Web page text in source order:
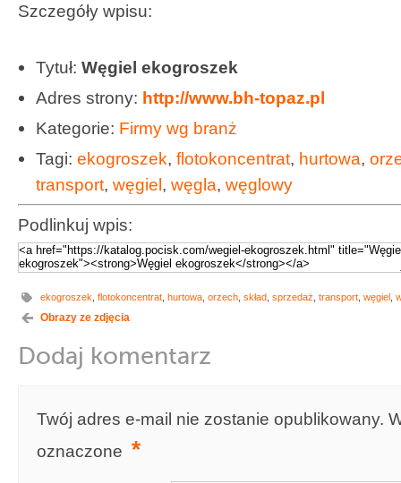
Szczegóły wpisu:
Tytuł: Węgiel ekogroszek
Adres strony: http://www.bh-topaz.pl
Kategorie: Firmy wg branż
Tagi: ekogroszek, flotokoncentrat, hurtowa,
transport, węgiel, węgla, węglowy
Podlinkuj wpis:
ekogroszek flotokoncentrat hurtowa orzech skład sprzedaż transport węgiel
Obrazy ze zdjęcia
Dodaj komentarz
Twój adres e-mail nie zostanie opublikowany.
oznaczone *